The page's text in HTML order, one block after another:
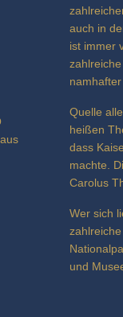
auch in
ist immer
Quelle
heißen
dass
machte.
Carolus
Wer sich
und